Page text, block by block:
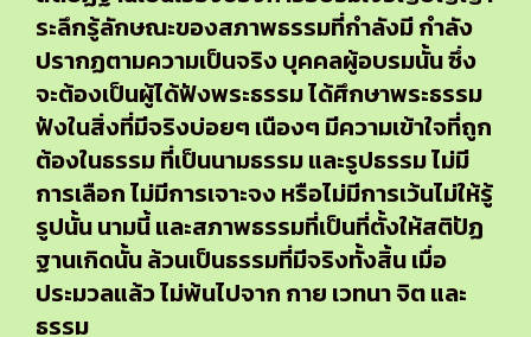
ระลึกรู้ลักษณะของสภาพธรรมที่กำลังมี กำลัง
ปรากฏตามความเป็นจริง บุคคลผู้อบรมนั้น ซึ่ง
จะต้องเป็นผู้ได้ฟังพระธรรม ได้ศึกษาพระธรรม
ฟังในสิ่งที่มีจริงบ่อยๆ เนืองๆ มีความเข้าใจที่ถูก
ต้องในธรรม ที่เป็นนามธรรม และรูปธรรม ไม่มี
การเลือก ไม่มีการเจาะจง หรือไม่มีการเว้นไม่ให้รู้
รูปนั้น นามนี้ และสภาพธรรมที่เป็นที่ตั้งให้สติปัฏ
ฐานเกิดนั้น ล้วนเป็นธรรมที่มีจริงทั้งสิ้น เมื่อ
ประมวลแล้ว ไม่พ้นไปจาก กาย เวทนา จิต และ
ธรรม